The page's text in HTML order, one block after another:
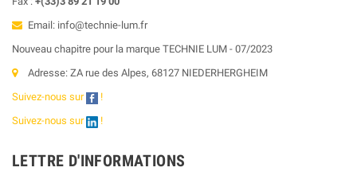
Email: info@technie-lum.fr
Nouveau chapitre pour la marque TECHNIE LUM - 07/2023
Adresse: ZA rue des Alpes, 68127 NIEDERHERGHEIM
Suivez-nous sur
!
Suivez-nous sur
!
LETTRE D'INFORMATIONS